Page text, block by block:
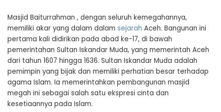
Masjid Baiturrahman , dengan seluruh kemegahannya,
memiliki akar yang dalam dalam sejarah Aceh. Bangunan ini
pertama kali didirikan pada abad ke-17, di bawah
pemerintahan Sultan Iskandar Muda, yang memerintah Aceh
dari tahun 1607 hingga 1636. Sultan Iskandar Muda adalah
pemimpin yang bijak dan memiliki perhatian besar terhadap
agama Islam. Ia memerintahkan pembangunan masjid
megah ini sebagai salah satu ekspresi cinta dan
kesetiaannya pada Islam.